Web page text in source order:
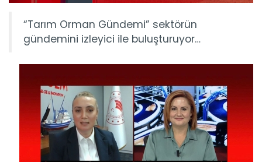
“Tarım Orman Gündemi” sektörün
gündemini izleyici ile buluşturuyor…